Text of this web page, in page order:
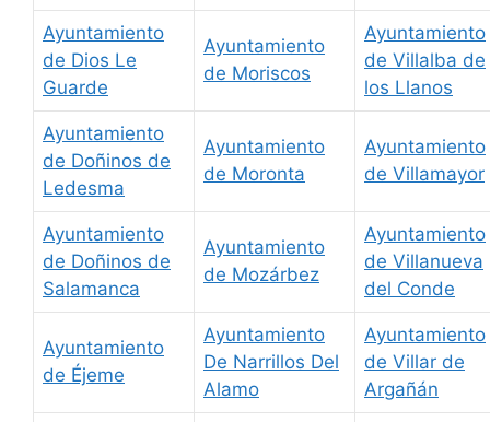
Ayuntamiento
de Dios Le
Guarde
Ayuntamiento
de Moriscos
Ayuntamiento
de Villalba de
los Llanos
Ayuntamiento
de Doñinos de
Ledesma
Ayuntamiento
de Moronta
Ayuntamiento
de Villamayor
Ayuntamiento
de Doñinos de
Salamanca
Ayuntamiento
de Mozárbez
Ayuntamiento
de Villanueva
del Conde
Ayuntamiento
de Éjeme
Ayuntamiento
De Narrillos Del
Alamo
Ayuntamiento
de Villar de
Argañán